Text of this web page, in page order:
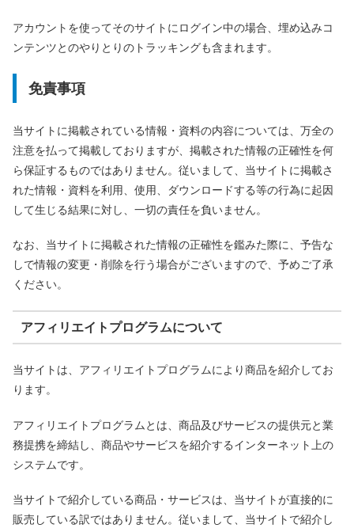
アカウントを使ってそのサイトにログイン中の場合、埋め込みコ
ンテンツとのやりとりのトラッキングも含まれます。
免責事項
当サイトに掲載されている情報・資料の内容については、万全の
注意を払って掲載しておりますが、掲載された情報の正確性を何
ら保証するものではありません。従いまして、当サイトに掲載さ
れた情報・資料を利用、使用、ダウンロードする等の行為に起因
して生じる結果に対し、一切の責任を負いません。
なお、当サイトに掲載された情報の正確性を鑑みた際に、予告な
しで情報の変更・削除を行う場合がございますので、予めご了承
ください。
アフィリエイトプログラムについて
当サイトは、アフィリエイトプログラムにより商品を紹介してお
ります。
アフィリエイトプログラムとは、商品及びサービスの提供元と業
務提携を締結し、商品やサービスを紹介するインターネット上の
システムです。
当サイトで紹介している商品・サービスは、当サイトが直接的に
販売している訳ではありません。従いまして、当サイトで紹介し